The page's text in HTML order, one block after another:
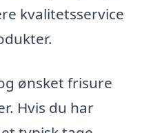
kvalitetsservice
ønsket frisure
Hvis du har